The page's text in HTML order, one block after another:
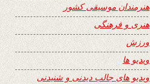
هنرمندان موسیقی کشور
هنری و فرهنگی
ورزش
ویدیو ها
ویدیو های جالب دیدنی و شنیدنی